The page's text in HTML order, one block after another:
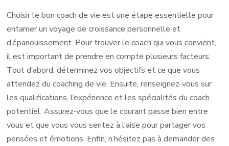
Choisir le bon coach de vie est une étape essentielle pour
entamer un voyage de croissance personnelle et
d’épanouissement. Pour trouver le coach qui vous convient,
il est important de prendre en compte plusieurs facteurs.
Tout d’abord, déterminez vos objectifs et ce que vous
attendez du coaching de vie. Ensuite, renseignez-vous sur
les qualifications, l’expérience et les spécialités du coach
potentiel. Assurez-vous que le courant passe bien entre
vous et que vous vous sentez à l’aise pour partager vos
pensées et émotions. Enfin, n’hésitez pas à demander des